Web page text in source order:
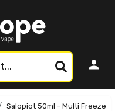
Salopiot 50ml - Multi Freeze